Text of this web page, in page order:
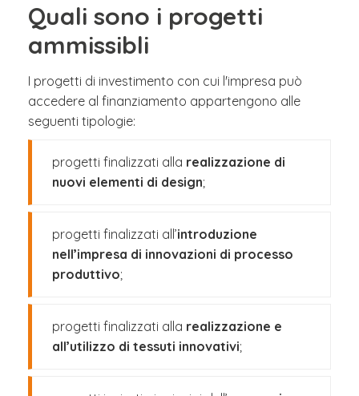
Quali sono i progetti
ammissibli
I progetti di investimento con cui l'impresa può
accedere al finanziamento appartengono alle
seguenti tipologie:
progetti finalizzati alla realizzazione di
nuovi elementi di design;
progetti finalizzati all’introduzione
nell’impresa di innovazioni di processo
produttivo;
progetti finalizzati alla realizzazione e
all’utilizzo di tessuti innovativi;